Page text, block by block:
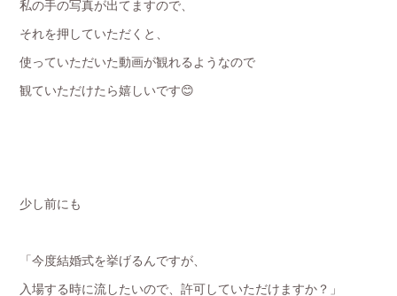
私の手の写真が出てますので、
それを押していただくと、
使っていただいた動画が観れるようなので
観ていただけたら嬉しいです😊
少し前にも
「今度結婚式を挙げるんですが、
入場する時に流したいので、許可していただけますか？」